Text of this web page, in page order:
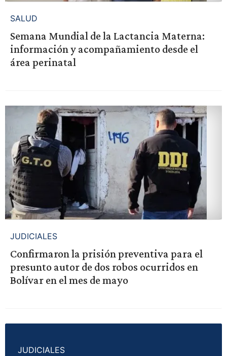
SALUD
Semana Mundial de la Lactancia Materna:
información y acompañamiento desde el
área perinatal
JUDICIALES
Confirmaron la prisión preventiva para el
presunto autor de dos robos ocurridos en
Bolívar en el mes de mayo
JUDICIALES